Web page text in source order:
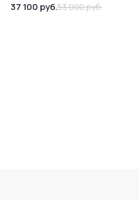
37 100 руб.53 000 руб.